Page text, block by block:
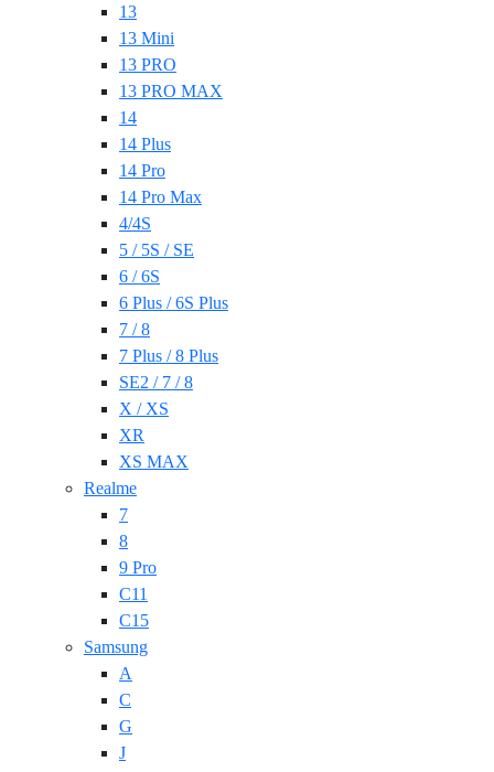
13
13 Mini
13 PRO
13 PRO MAX
14
14 Plus
14 Pro
14 Pro Max
4/4S
5 / 5S / SE
6 / 6S
6 Plus / 6S Plus
7 / 8
7 Plus / 8 Plus
SE2 / 7 / 8
X / XS
XR
XS MAX
Realme
7
8
9 Pro
C11
C15
Samsung
A
C
G
J